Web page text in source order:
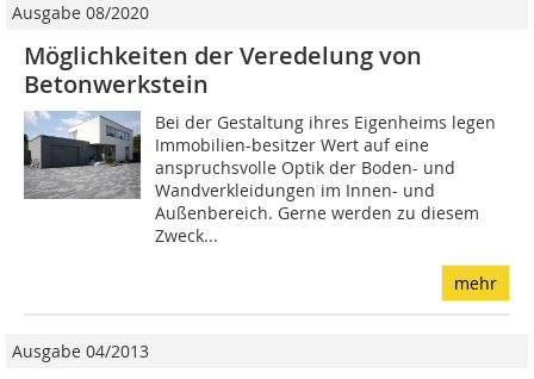
Ausgabe 08/2020
Möglichkeiten der Veredelung von
Betonwerkstein
Bei der Gestaltung ihres Eigenheims legen
Immobilien-besitzer Wert auf eine
anspruchsvolle Optik der Boden- und
Wandverkleidungen im Innen- und
Außenbereich. Gerne werden zu diesem
Zweck...
mehr
Ausgabe 04/2013